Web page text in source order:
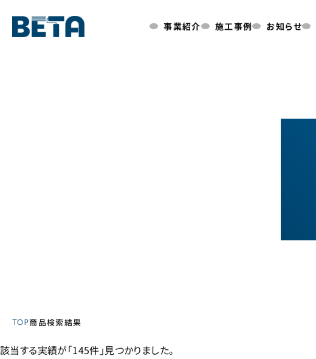
事業紹介 施工事例 お知らせ
TOP商品検索結果
該当する実績が「145件」見つかりました。